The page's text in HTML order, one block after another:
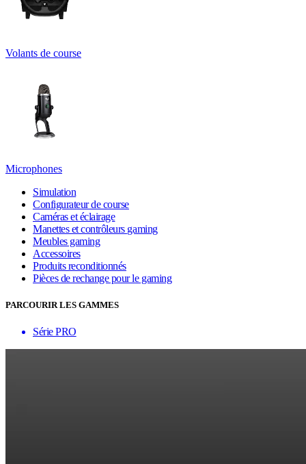
Volants de course
Microphones
Simulation
Configurateur de course
Caméras et éclairage
Manettes et contrôleurs gaming
Meubles gaming
Accessoires
Produits reconditionnés
Pièces de rechange pour le gaming
PARCOURIR LES GAMMES
Série PRO